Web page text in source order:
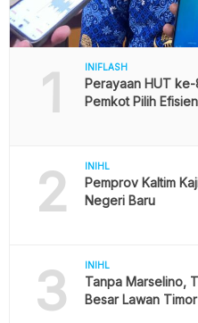
1 INIFLASH
Perayaan HUT ke-
Pemkot Pilih
2 INIHL
Pemprov Kaltim
Negeri Baru
3 INIHL
Tanpa Marselino,
Besar Lawan